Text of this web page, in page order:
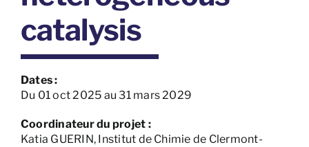
catalysis
Dates :
Du 01 oct 2025 au 31 mars 2029
Coordinateur du projet :
Katia GUERIN, Institut de Chimie de Clermont-